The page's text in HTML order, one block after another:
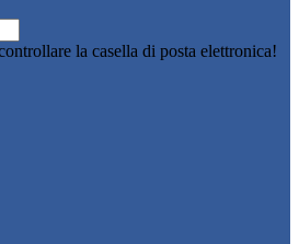
la casella di posta elettronica!